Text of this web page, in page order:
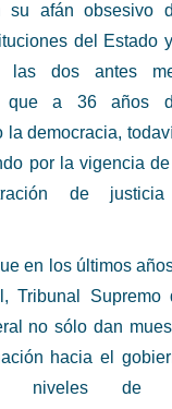
su afán obsesivo
del Estado
las dos antes
que a 36 años
la democracia,
por la vigencia
de justicia
en los últimos
Tribunal Supremo
no sólo dan
hacia el
niveles de